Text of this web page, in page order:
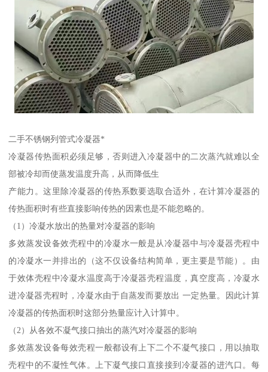
二手不锈钢列管式冷凝器*
冷凝器传热面积必须足够，否则进入冷凝器中的二次蒸汽就难以全
部被冷却而使蒸发温度升高，从而降低生
产能力。这里除冷凝器的传热系数要选取合适外，在计算冷凝器的
传热面积时有些直接影响传热的因素也是不能忽略的。
（1）冷凝水放出的热量对冷凝器的影响
多效蒸发设备效壳程中的冷凝水一般是从冷凝器中与冷凝器壳程中
的冷凝水一并排出的（这不仅设备结构简单，更主要是节能）。由
于效体壳程中冷凝水温度高于冷凝器壳程温度，真空度高，冷凝水
进冷凝器壳程时，冷凝水由于自蒸发而要放出 一定热量。因此计算
冷凝器的传热面积时这部分热量应计入计算中。
（2）从各效不凝气接口抽出的蒸汽对冷凝器的影响
多效蒸发设备每效壳程一般都设有上下二个不凝气接口，用以抽取
壳程中的不凝性气体。上下凝气接口直接接到冷凝器的进汽口。每